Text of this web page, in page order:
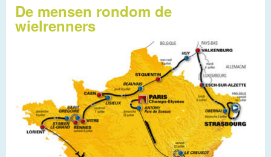
De mensen rondom de
wielrenners